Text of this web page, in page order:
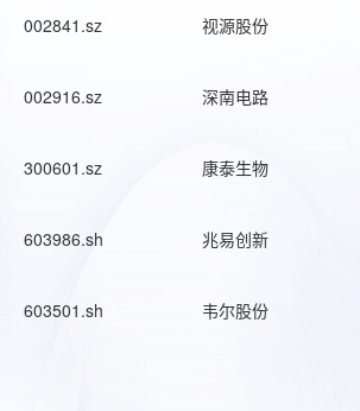
002841.sz 视源股份
002916.sz 深南电路
300601.sz 康泰生物
603986.sh 兆易创新
603501.sh 韦尔股份